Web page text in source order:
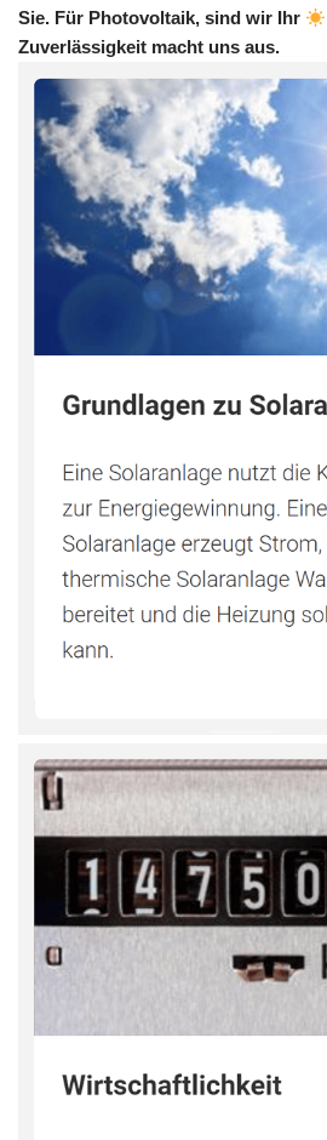
Sie. Für Photovoltaik, sind wir Ihr
Zuverlässigkeit macht uns aus.